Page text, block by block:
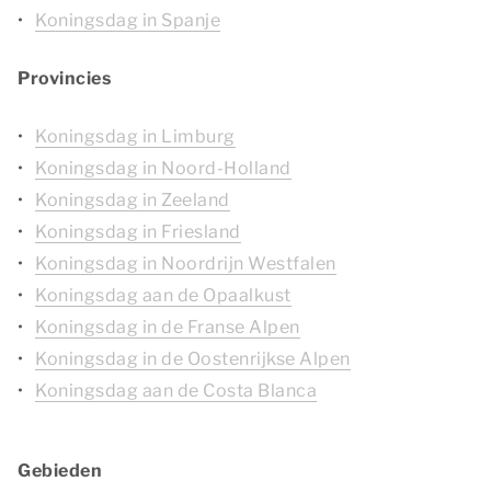
Koningsdag in Spanje
Provincies
Koningsdag in Limburg
Koningsdag in Noord-Holland
Koningsdag in Zeeland
Koningsdag in Friesland
Koningsdag in Noordrijn Westfalen
Koningsdag aan de Opaalkust
Koningsdag in de Franse Alpen
Koningsdag in de Oostenrijkse Alpen
Koningsdag aan de Costa Blanca
Gebieden